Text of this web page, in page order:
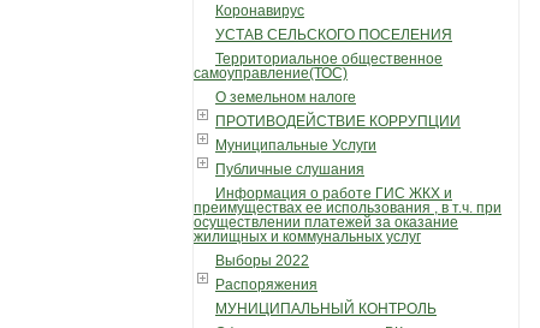
Коронавирус
УСТАВ СЕЛЬСКОГО ПОСЕЛЕНИЯ
Территориальное общественное
самоуправление(ТОС)
О земельном налоге
ПРОТИВОДЕЙСТВИЕ КОРРУПЦИИ
Муниципальные Услуги
Публичные слушания
Информация о работе ГИС ЖКХ и
преимуществах ее использования , в т.ч. при
осуществлении платежей за оказание
жилищных и коммунальных услуг
Выборы 2022
Распоряжения
МУНИЦИПАЛЬНЫЙ КОНТРОЛЬ